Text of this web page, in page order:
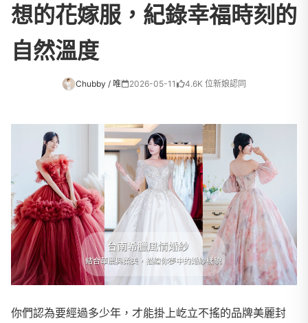
想的花嫁服，紀錄幸福時刻的
自然溫度
Chubby / 唯 2026-05-11 4.6K 位新娘認同
你們認為要經過多少年，才能掛上屹立不搖的品牌美麗封